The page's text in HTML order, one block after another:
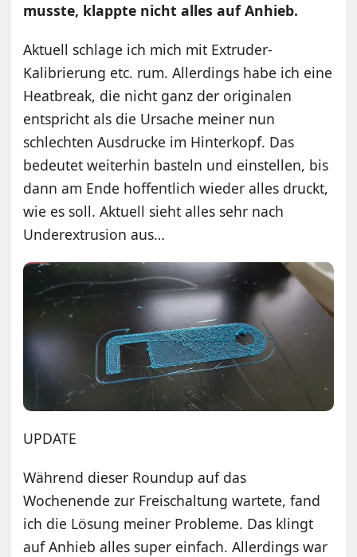
musste, klappte nicht alles auf Anhieb.
Aktuell schlage ich mich mit Extruder-
Kalibrierung etc. rum. Allerdings habe ich eine
Heatbreak, die nicht ganz der originalen
entspricht als die Ursache meiner nun
schlechten Ausdrucke im Hinterkopf. Das
bedeutet weiterhin basteln und einstellen, bis
dann am Ende hoffentlich wieder alles druckt,
wie es soll. Aktuell sieht alles sehr nach
Underextrusion aus…
UPDATE
Während dieser Roundup auf das
Wochenende zur Freischaltung wartete, fand
ich die Lösung meiner Probleme. Das klingt
auf Anhieb alles super einfach. Allerdings war